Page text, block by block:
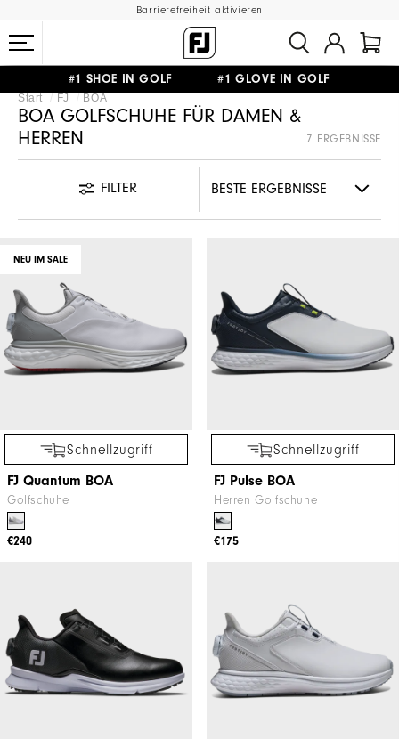
Barrierefreiheit aktivieren
#1 SHOE IN GOLF #1 GLOVE IN GOLF
GRATIS LIEFERUNGAB 99€& GRATIS RÜCKSENDUNG
Start FJ BOA
BOA GOLFSCHUHE FÜR DAMEN &
HERREN
7 ERGEBNISSE
FILTER
NEU IM SALE
Schnellzugriff
FJ Quantum BOA
Golfschuhe
€240
Schnellzugriff
FJ Pulse BOA
Herren Golfschuhe
€175